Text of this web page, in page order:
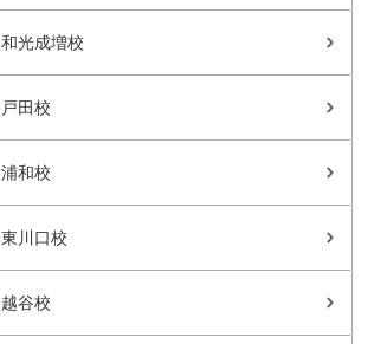
和光成増校
戸田校
浦和校
東川口校
越谷校